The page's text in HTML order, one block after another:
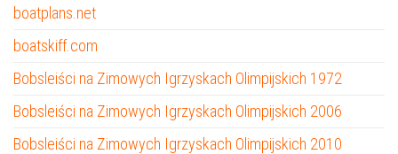
boatplans.net
boatskiff.com
Bobsleiści na Zimowych Igrzyskach Olimpijskich 1972
Bobsleiści na Zimowych Igrzyskach Olimpijskich 2006
Bobsleiści na Zimowych Igrzyskach Olimpijskich 2010